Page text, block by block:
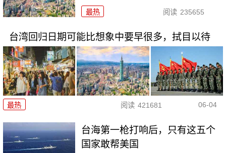
最热 阅读 235655
台湾回归日期可能比想象中要早很多，拭目以待
最热 阅读 421681 06-04
台海第一枪打响后，只有这五个
国家敢帮美国